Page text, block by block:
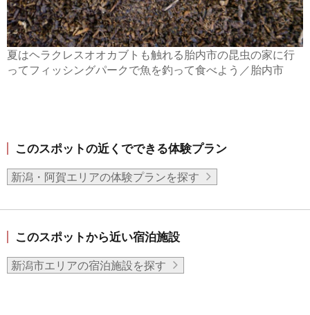
夏はヘラクレスオオカブトも触れる胎内市の昆虫の家に行
ってフィッシングパークで魚を釣って食べよう／胎内市
このスポットの近くでできる体験プラン
新潟・阿賀エリアの体験プランを探す
このスポットから近い宿泊施設
新潟市エリアの宿泊施設を探す